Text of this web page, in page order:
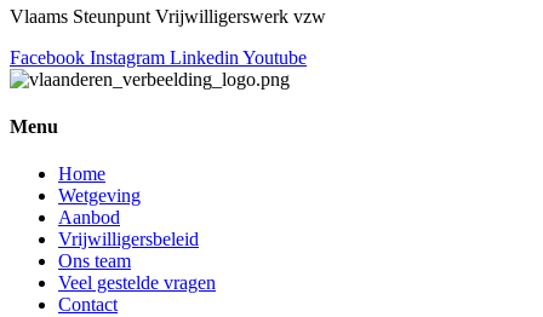
Vlaams Steunpunt Vrijwilligerswerk vzw
Facebook Instagram Linkedin Youtube
Menu
Home
Wetgeving
Aanbod
Vrijwilligersbeleid
Ons team
Veel gestelde vragen
Contact